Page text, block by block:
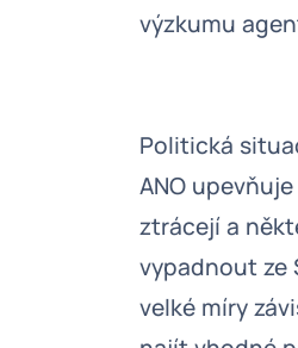
výzkumu
Politická
ANO
ztrácejí a
vypadnout ze
velké míry